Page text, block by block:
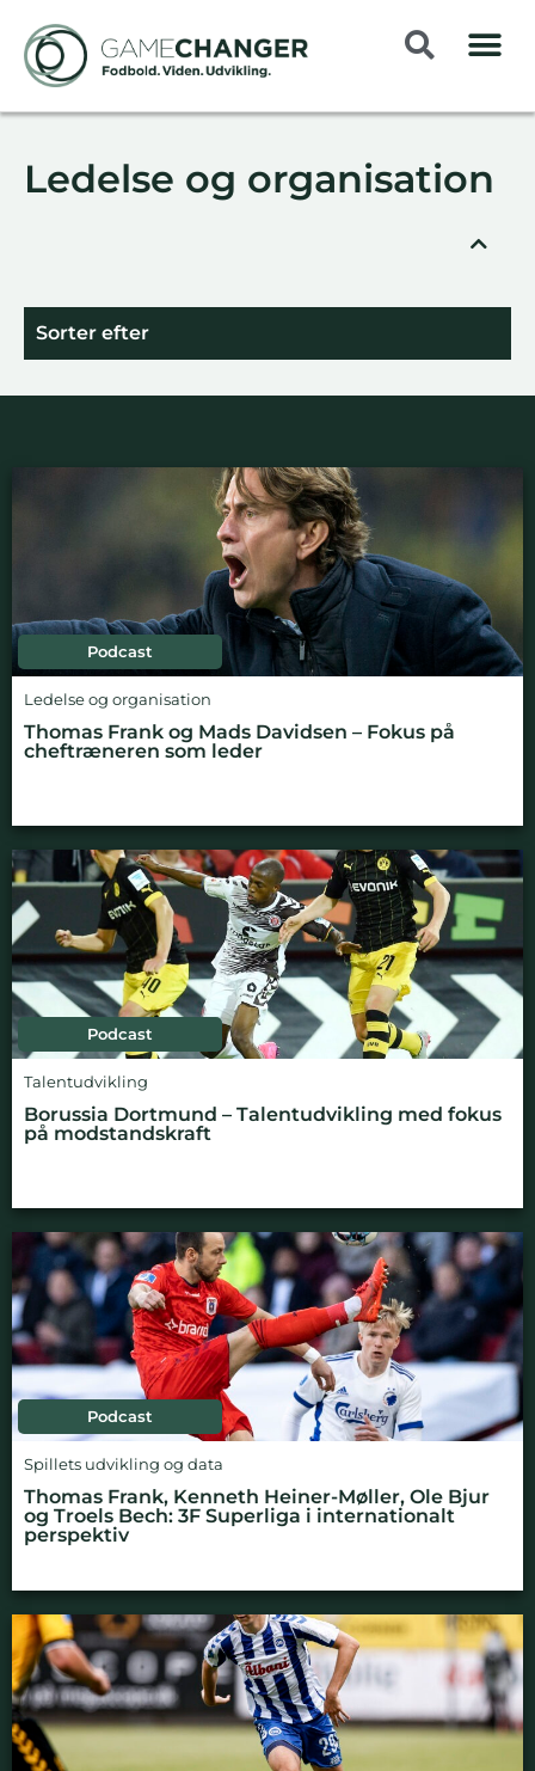
Ledelse og organisation
Sorter efter
Podcast
Ledelse og organisation
Thomas Frank og Mads Davidsen – Fokus på
cheftræneren som leder
Podcast
Talentudvikling
Borussia Dortmund – Talentudvikling med fokus
på modstandskraft
Podcast
Spillets udvikling og data
Thomas Frank, Kenneth Heiner-Møller, Ole Bjur
og Troels Bech: 3F Superliga i internationalt
perspektiv